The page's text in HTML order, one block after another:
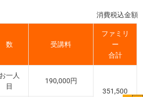
消費税込金額
数 受講料
ファミリ
ー
合計
お一人
目
190,000円
351,500